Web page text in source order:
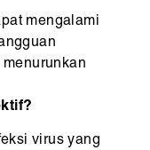
mengalami
virus yang